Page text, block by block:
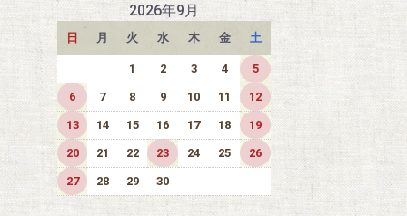
2026年9月
日 月 火 水 木 金 土
1 2 3 4 5
6 7 8 9 10 11 12
13 14 15 16 17 18 19
20 21 22 23 24 25 26
27 28 29 30